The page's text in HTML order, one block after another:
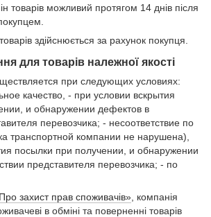
товарів можливий протягом 14 днів після
здійснюється за рахунок покупця.
для товарів належної якості
при следующих условиях:
качество, - при условии вскрытия
и обнаружении дефектов в
перевозчика; - несоответствие по
транспортной компании не нарушена),
посылки при получении, и обнаружении
представителя перевозчика; - по
захист прав споживачів» , компанія
в обміні та поверненні товарів